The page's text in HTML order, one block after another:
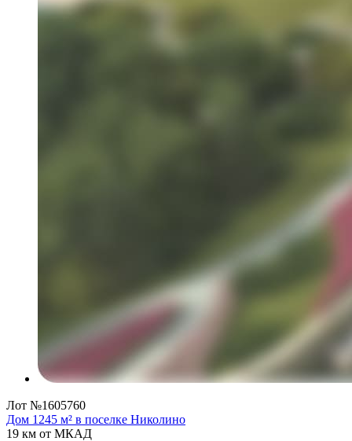
Лот №1605760
Дом 1245 м² в поселке Николино
19 км от МКАД